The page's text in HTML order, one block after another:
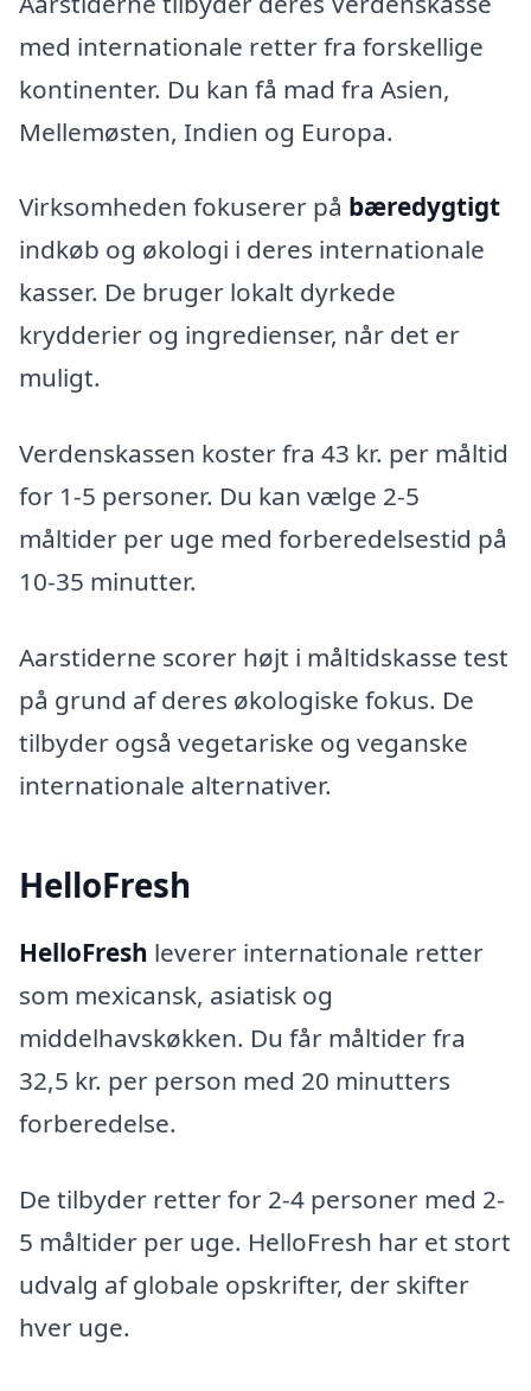
med internationale retter fra forskellige
kontinenter. Du kan få mad fra Asien,
Mellemøsten, Indien og Europa.
Virksomheden fokuserer på bæredygtigt
indkøb og økologi i deres internationale
kasser. De bruger lokalt dyrkede
krydderier og ingredienser, når det er
muligt.
Verdenskassen koster fra 43 kr. per måltid
for 1-5 personer. Du kan vælge 2-5
måltider per uge med forberedelsestid på
10-35 minutter.
Aarstiderne scorer højt i måltidskasse test
på grund af deres økologiske fokus. De
tilbyder også vegetariske og veganske
internationale alternativer.
HelloFresh
HelloFresh leverer internationale retter
som mexicansk, asiatisk og
middelhavskøkken. Du får måltider fra
32,5 kr. per person med 20 minutters
forberedelse.
De tilbyder retter for 2-4 personer med 2-
5 måltider per uge. HelloFresh har et stort
udvalg af globale opskrifter, der skifter
hver uge.